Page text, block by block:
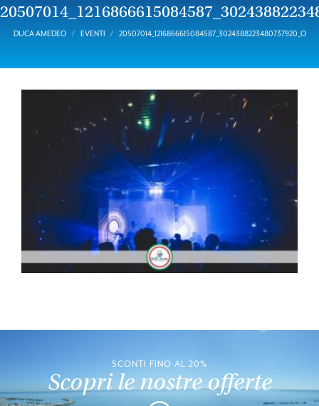
DUCA AMEDEO EVENTI 20507014_1216866615084587_3024388223480737920_O
SCONTI FINO AL 20%
Scopri le nostre offerte